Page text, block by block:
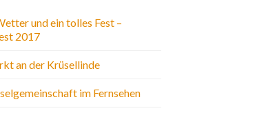
und ein tolles Fest –
2017
an der Krüsellinde
im Fernsehen